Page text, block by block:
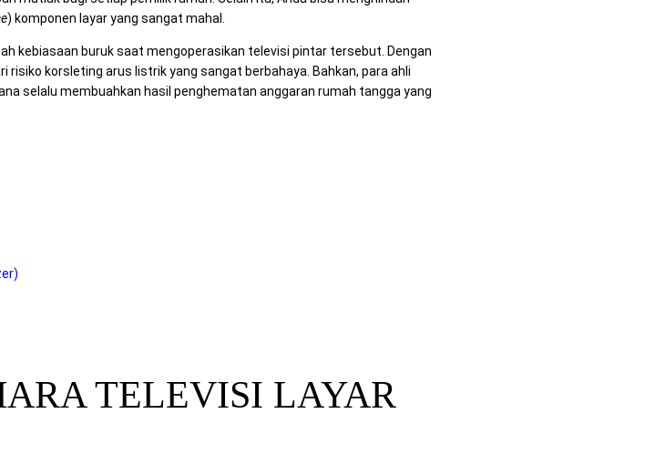
) komponen layar yang sangat mahal.
kebiasaan buruk saat mengoperasikan televisi pintar tersebut. Dengan
korsleting arus listrik yang sangat berbahaya. Bahkan, para ahli
selalu membuahkan hasil penghematan anggaran rumah tangga yang
TELEVISI LAYAR